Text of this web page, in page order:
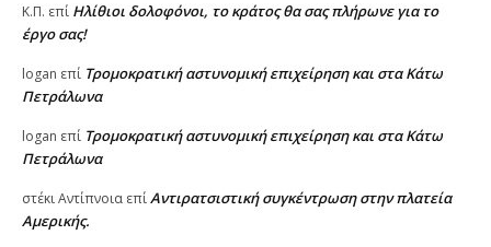
Κ.Π. επί Ηλίθιοι δολοφόνοι, το κράτος θα σας πλήρωνε για το
έργο σας!
logan επί Τρομοκρατική αστυνομική επιχείρηση και στα Κάτω
Πετράλωνα
logan επί Τρομοκρατική αστυνομική επιχείρηση και στα Κάτω
Πετράλωνα
στέκι Αντίπνοια επίΑντιρατσιστική συγκέντρωση στην πλατεία
Αμερικής.